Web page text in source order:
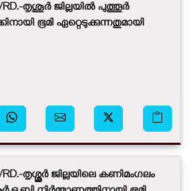
RD.-തൃശൂർ ജില്ലയിൽ പുത്തൂർ
ഭൂമി ഏറ്റെടുക്കുന്നതുമായി
RD.-തൃശ്ശൂർ ജില്ലയിലെ കണിമംഗലം